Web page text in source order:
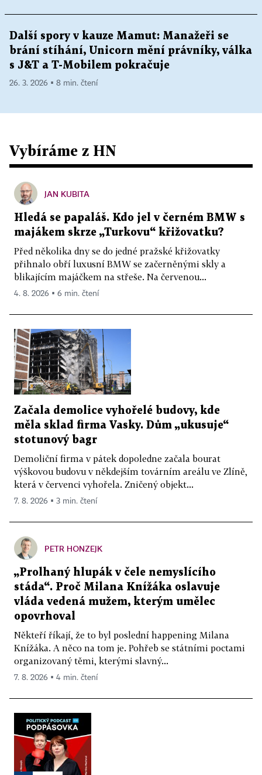
Další spory v kauze Mamut: Manažeři se
brání stíhání, Unicorn mění právníky, válka
s J&T a T-Mobilem pokračuje
26. 3. 2026 ▪ 8 min. čtení
Vybíráme z HN
JAN KUBITA
Hledá se papaláš. Kdo jel v černém BMW s
majákem skrze „Turkovu“ křižovatku?
Před několika dny se do jedné pražské křižovatky
přihnalo obří luxusní BMW se začerněnými skly a
blikajícím majáčkem na střeše. Na červenou...
4. 8. 2026 ▪ 6 min. čtení
Začala demolice vyhořelé budovy, kde
měla sklad firma Vasky. Dům „ukusuje“
stotunový bagr
Demoliční firma v pátek dopoledne začala bourat
výškovou budovu v někdejším továrním areálu ve Zlíně,
která v červenci vyhořela. Zničený objekt...
7. 8. 2026 ▪ 3 min. čtení
PETR HONZEJK
„Prolhaný hlupák v čele nemyslícího
stáda“. Proč Milana Knížáka oslavuje
vláda vedená mužem, kterým umělec
opovrhoval
Někteří říkají, že to byl poslední happening Milana
Knížáka. A něco na tom je. Pohřeb se státními poctami
organizovaný těmi, kterými slavný...
7. 8. 2026 ▪ 4 min. čtení